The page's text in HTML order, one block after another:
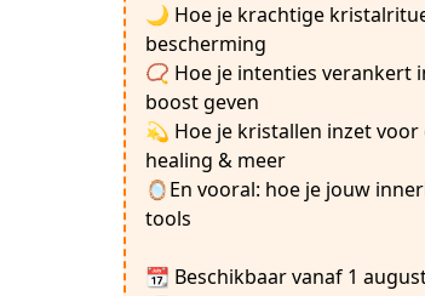
🌙 Hoe je krachtige
bescherming
📿 Hoe je intenties verankert
boost geven
💫 Hoe je kristallen inzet
healing & meer
🪞En vooral: hoe je jouw
tools
📆 Beschikbaar vanaf 1